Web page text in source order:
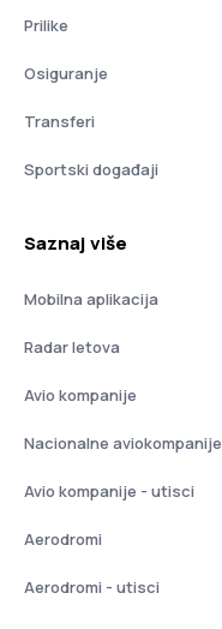
Prilike
Osiguranje
Transferi
Sportski događaji
Saznaj više
Mobilna aplikacija
Radar letova
Avio kompanije
Nacionalne aviokompanije
Avio kompanije - utisci
Aerodromi
Aerodromi - utisci